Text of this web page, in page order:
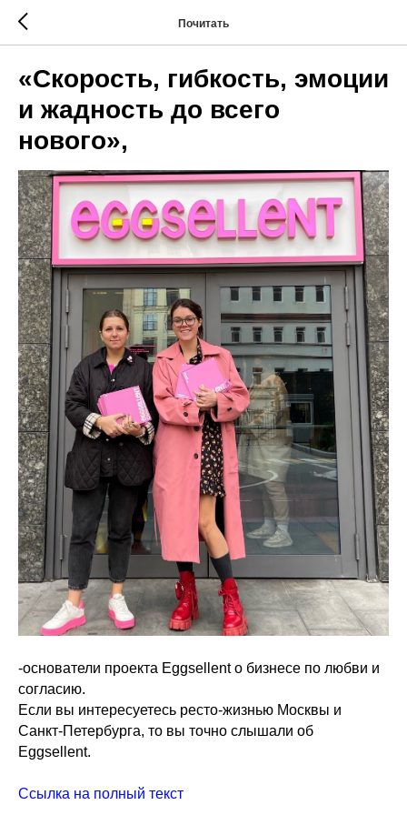
Почитать
«Скорость, гибкость, эмоции
и жадность до всего
нового»,
-основатели проекта Eggsellent о бизнесе по любви и
согласию.
Если вы интересуетесь ресто-жизнью Москвы и
Санкт-Петербурга, то вы точно слышали об
Eggsellent.
Ссылка на полный текст